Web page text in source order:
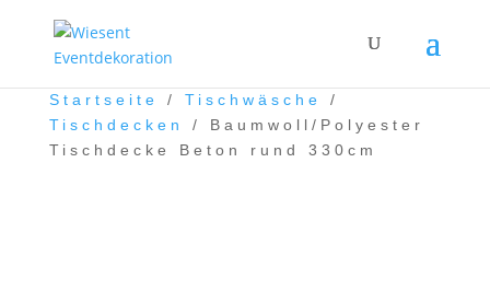
Startseite / Tischwäsche
/
Tischdecken
/ Baumwoll/Polyester
Tischdecke Beton rund 330cm